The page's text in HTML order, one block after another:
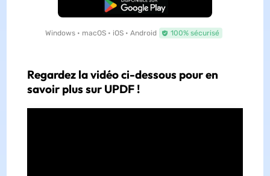
TÉLÉCHARGER
Windows • macOS • iOS • Android 100% sécurisé
Regardez la vidéo ci-dessous pour en
savoir plus sur UPDF !